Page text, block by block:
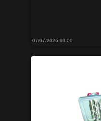
07/07/2026 00:00